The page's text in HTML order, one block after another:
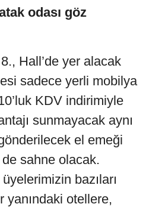
odası göz
Hall’de yer alacak
sadece yerli mobilya
KDV indirimiyle
sunmayacak aynı
el emeği
sahne olacak.
bazıları
yanındaki otellere,